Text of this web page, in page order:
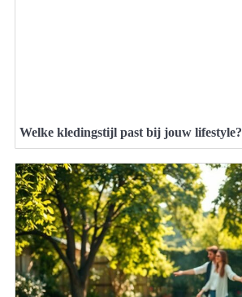
Welke kledingstijl past bij jouw lifestyle?